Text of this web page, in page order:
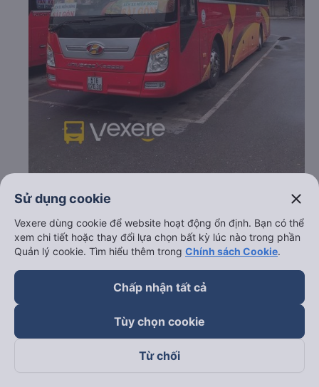
c. Lộ trình, giờ khởi hành và giờ kết thúc của xe khách
Thành Nhân - Hải Phòng
Giờ xuất phát ở Nam Định - Nam Định: 09:30
Giờ đến nơi ở Bình Thạnh - Sài Gòn: 18:18
Thời gian chạy từ Nam Định - Nam Định đi Bình
Thạnh - Sài Gòn của nhà xeThành Nhân - Hải Phòng
d. Các điểm đón khách của nhà xe Thành Nhân - Hải
Phòng
Sử dụng cookie close
Vexere dùng cookie để website hoạt động ổn định. Bạn có thể
xem chi tiết hoặc thay đổi lựa chọn bất kỳ lúc nào trong phần
Quản lý cookie. Tìm hiểu thêm trong Chính sách Cookie.
Chấp nhận tất cả
Tùy chọn cookie
Từ chối